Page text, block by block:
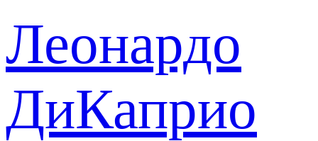
Леонардо
ДиКаприо